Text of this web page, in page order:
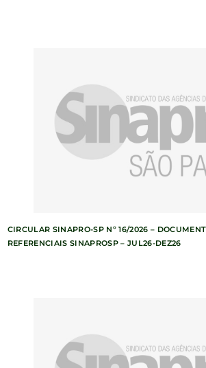
CIRCULAR SINAPRO-SP Nº 16/2026 –
REFERENCIAIS SINAPROSP – JUL26-DEZ26